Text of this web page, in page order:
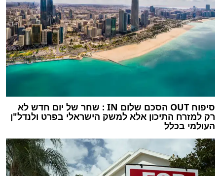
סיפוח OUT הסכם שלום IN : שחר של יום חדש לא
רק למזרח התיכון אלא למשק הישראלי בפרט ולנדל"ן
העולמי בכלל